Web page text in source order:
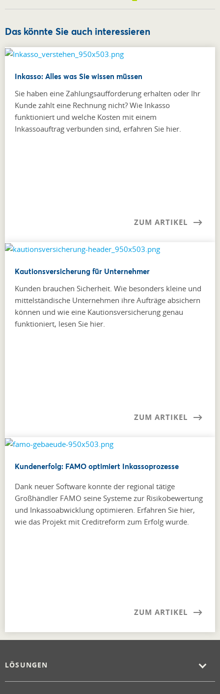
Das könnte Sie auch interessieren
Inkasso: Alles was Sie wissen müssen
Sie haben eine Zahlungsaufforderung erhalten oder Ihr
Kunde zahlt eine Rechnung nicht? Wie Inkasso
funktioniert und welche Kosten mit einem
Inkassoauftrag verbunden sind, erfahren Sie hier.
ZUM ARTIKEL
Kautionsversicherung für Unternehmer
Kunden brauchen Sicherheit. Wie besonders kleine und
mittel­ständische Unternehmen ihre Aufträge absichern
können und wie eine Kautionsversicherung genau
funktioniert, lesen Sie hier.
ZUM ARTIKEL
Kundenerfolg: FAMO optimiert Inkassoprozesse
Dank neuer Software konnte der regional tätige
Großhändler FAMO seine Systeme zur Risikobewertung
und Inkassoabwicklung optimieren. Erfahren Sie hier,
wie das Projekt mit Creditreform zum Erfolg wurde.
ZUM ARTIKEL
LÖSUNGEN